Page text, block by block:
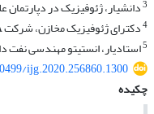
3دانشیار، ژئوفیزیک در
4دکترای ژئوفیزیک مخازن، شرکت Aker BP ASA نروژ
5استادیار، انستیتو مهندسی نفت
ijg.2020.256860.1300
چکیده